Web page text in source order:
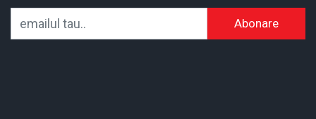
Abonare